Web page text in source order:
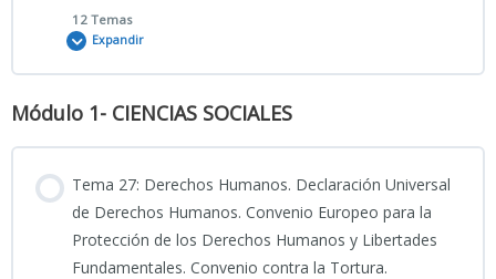
SIMULACRO 5_TEMA 24 CIENCIAS JURÍDICAS_20 preguntas
SIMULACRO 6_TEMA 24 CIENCIAS JURÍDICAS_20 preguntas
SIMULACRO 7_TEMA 24 CIENCIAS JURÍDICAS_20 preguntas
SIMULACRO 8_TEMA 24 CIENCIAS JURÍDICAS_20 preguntas
SIMULACRO 1_ 20 PREGUNTAS TEMA 25 CNP 2026
SIMULACRO 2_ 20 PREGUNTAS TEMA 25 CNP 2026
SIMULACRO 3_ 20 PREGUNTAS TEMA 25 CNP 2026
SIMULACRO 4_ 20 PREGUNTAS TEMA 25 CNP 2026
12 Temas
Expandir
Contenido
0% COMPLETADO 0/12 Pasos
Clase grabada 10_12_2025_Clase Tema TEMA 26 CNP_CIENCIAS
JURÍDICAS
Módulo 1- CIENCIAS SOCIALES
Tema 27: Derechos Humanos. Declaración Universal
de Derechos Humanos. Convenio Europeo para la
Protección de los Derechos Humanos y Libertades
Fundamentales. Convenio contra la Tortura.